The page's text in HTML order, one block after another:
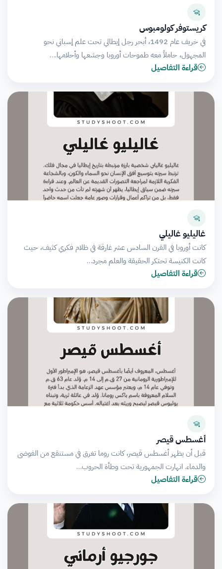
كريستوفر كولومبوس
في خريف عام 1492، أبحر رجل إيطالي تحت علم إسباني نحو
المجهول، حاملاً معه طموحات أوروبا وجشعها وأحلامها.…
قراءة التفاصيل
غاليليو غاليلي
كانت أوروبا في القرن السادس عشر غارقة في ظلام فكري كثيف، حيث
كانت الكنيسة تحتكر الحقيقة والعلم مجرد…
قراءة التفاصيل
أغسطس قيصر
قبل أن يظهر أغسطس قيصر، كانت روما تغرق في مستنقع من الفوضى
والدماء. انهارت الجمهورية تحت وطأة الحروب…
قراءة التفاصيل